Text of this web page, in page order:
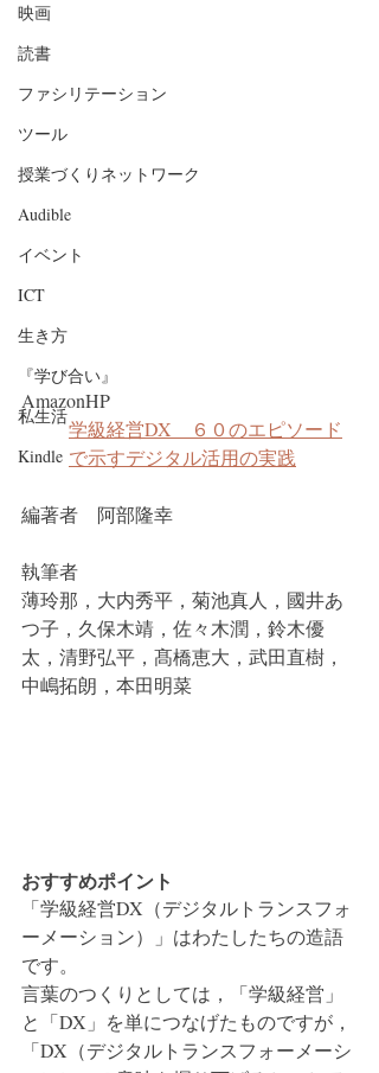
映画
読書
ファシリテーション
ツール
授業づくりネットワーク
Audible
イベント
ICT
生き方
『学び合い』
私生活
Kindle
AmazonHP
学級経営DX　６０のエピソード
で示すデジタル活用の実践
編著者　阿部隆幸
執筆者
薄玲那，大内秀平，菊池真人，國井あ
つ子，久保木靖，佐々木潤，鈴木優
太，清野弘平，髙橋恵大，武田直樹，
中嶋拓朗，本田明菜
おすすめポイント
「学級経営DX（デジタルトランスフォ
ーメーション）」はわたしたちの造語
です。
言葉のつくりとしては，「学級経営」
と「DX」を単につなげたものですが，
「DX（デジタルトランスフォーメーシ